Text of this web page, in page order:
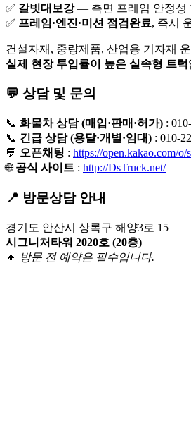
✅ 갈빗대보강— 측면 프레임 안정성
✅ 프레임·엔진·미션 점검완료, 즉시
건설자재, 중량제품, 산업용 기자재
실제 현장 투입률이 높은 실속형 트럭
💬 상담 및 문의
📞 화물차 상담 (매입·판매·허가) :
📞 긴급 상담 (용달·개별·임대) : 010-
💬 오픈채팅 : https://open.kakao.com/o/
🌐공식 사이트 : http://DsTruck.net/
📍 방문상담 안내
경기도 안산시 상록구 해양3로 15
시그니처타워 2020호 (20층)
🔸
방문 전 예약은 필수입니다.